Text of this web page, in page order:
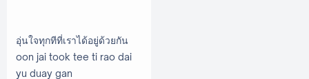
อุ่นใจทุกทีที่เราได้อยู่ด้วยกัน
oon jai took tee ti rao dai
yu duay gan